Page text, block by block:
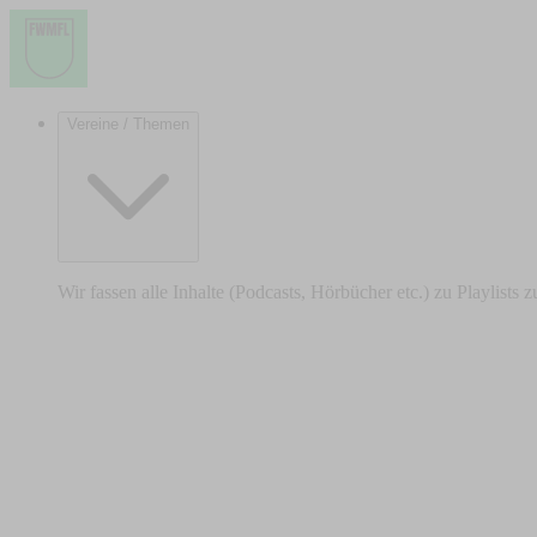
Vereine / Themen
Wir fassen alle Inhalte (Podcasts, Hörbücher etc.) zu Playlists